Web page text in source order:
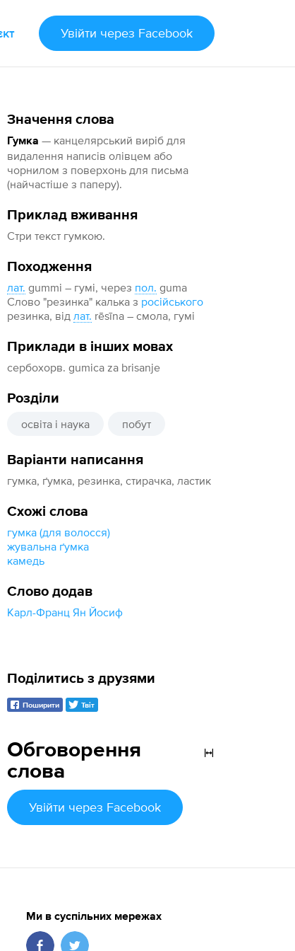
Увійти через Facebook
Значення слова
Гумка — канцелярський виріб для
видалення написів олівцем або
чорнилом з поверхонь для письма
(найчастіше з паперу).
Приклад вживання
Стри текст гумкою.
Походження
лат. gummi – гумі, через пол. guma
Слово "резинка" калька з російського
резинка, від лат. rēsīna – смола, гумі
Приклади в інших мовах
сербохорв. gumica za brisanje
Розділи
освіта і наука побут
Варіанти написання
гумка, ґумка, резинка, стирачка, ластик
Схожі слова
гумка (для волосся)
жувальна ґумка
камедь
Слово додав
Карл-Франц Ян Йосиф
Обговорення
слова
Увійти через Facebook
Поділитись з друзями
Поширити Твіт
Ми в суспільних мережах